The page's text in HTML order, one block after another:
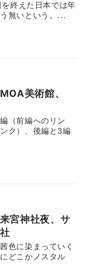
終えた日本では年
無いという。...
美術館、
（前編へのリン
ク）、後編と3編
宮神社夜、サ
色に染まっていく
どこかノスタル